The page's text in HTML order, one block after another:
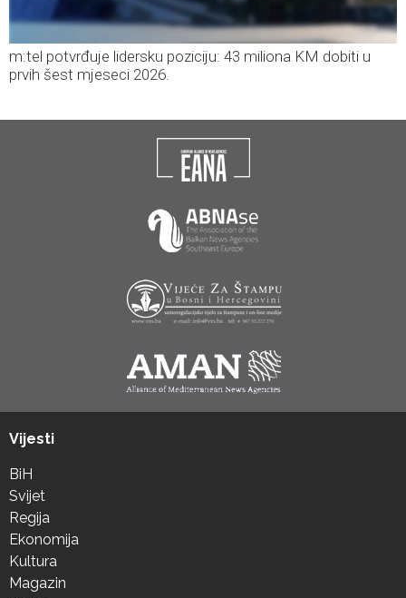
m:tel potvrđuje lidersku poziciju: 43 miliona KM dobiti u
prvih šest mjeseci 2026.
Vijesti
BiH
Svijet
Regija
Ekonomija
Kultura
Magazin